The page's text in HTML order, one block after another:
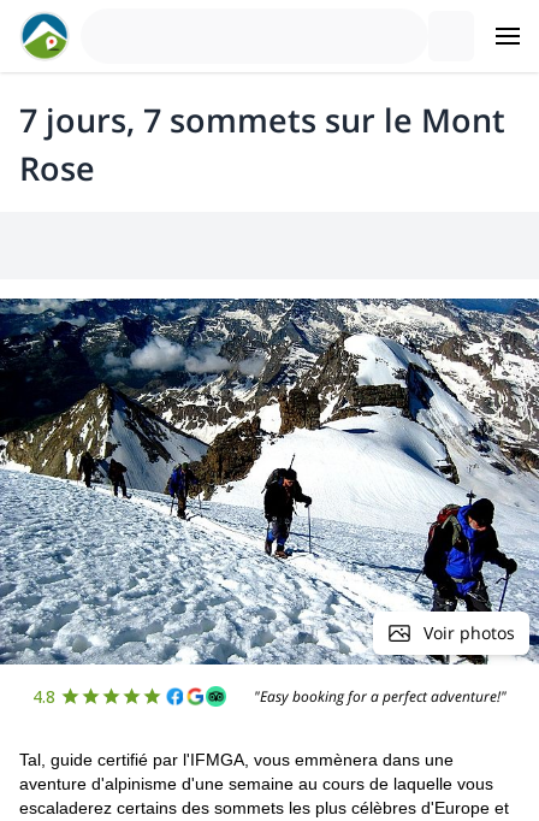
7 jours, 7 sommets sur le Mont
Rose
Voir photos
4.8 "Easy booking for a perfect adventure!"
Tal, guide certifié par l'IFMGA, vous emmènera dans une
aventure d'alpinisme d'une semaine au cours de laquelle vous
escaladerez certains des sommets les plus célèbres d'Europe et